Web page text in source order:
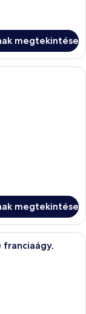
megtekintése
szoba, nagy ablakkal,
megtekintése
amelyben egy
franciaágy,